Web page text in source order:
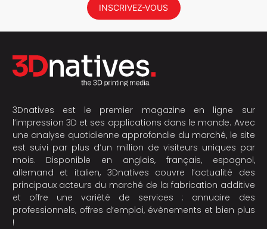
INSCRIVEZ-VOUS
3Dnatives est le premier magazine en ligne sur
l’impression 3D et ses applications dans le monde. Avec
une analyse quotidienne approfondie du marché, le site
est suivi par plus d’un million de visiteurs uniques par
mois. Disponible en anglais, français, espagnol,
allemand et italien, 3Dnatives couvre l’actualité des
principaux acteurs du marché de la fabrication additive
et offre une variété de services : annuaire des
professionnels, offres d’emploi, évènements et bien plus
!